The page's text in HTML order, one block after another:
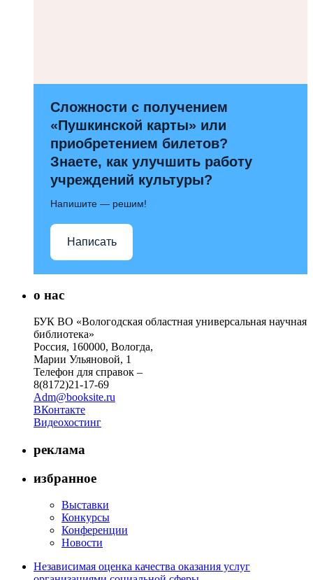
Сложности с получением
«Пушкинской карты» или
приобретением билетов?
Знаете, как улучшить работу
учреждений культуры?
Напишите — решим!
Написать
о нас
БУК ВО «Вологодская областная универсальная научная
библиотека»
Россия, 160000, Вологда,
Марии Ульяновой, 1
Телефон для справок –
8(8172)21-17-69
Adm@booksite.ru
ВКонтакте
Видеохостинг
реклама
избранное
Выставки
Конкурсы
Конференции
Новости
Независимая оценка качества оказания услуг